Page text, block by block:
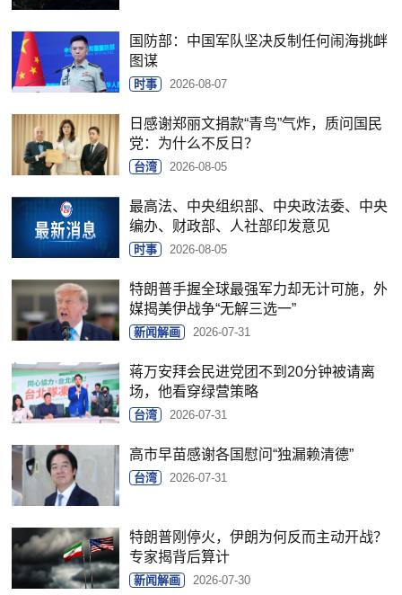
国防部：中国军队坚决反制任何闹海挑衅
图谋
时事 2026-08-07
日感谢郑丽文捐款“青鸟”气炸，质问国民
党：为什么不反日？
台湾 2026-08-05
最高法、中央组织部、中央政法委、中央
编办、财政部、人社部印发意见
时事 2026-08-05
特朗普手握全球最强军力却无计可施，外
媒揭美伊战争“无解三选一”
新闻解画 2026-07-31
蒋万安拜会民进党团不到20分钟被请离
场，他看穿绿营策略
台湾 2026-07-31
高市早苗感谢各国慰问“独漏赖清德”
台湾 2026-07-31
特朗普刚停火，伊朗为何反而主动开战？
专家揭背后算计
新闻解画 2026-07-30